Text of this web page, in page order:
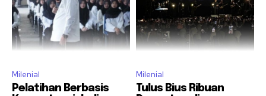
Milenial
Pelatihan Berbasis
Milenial
Tulus Bius Ribuan